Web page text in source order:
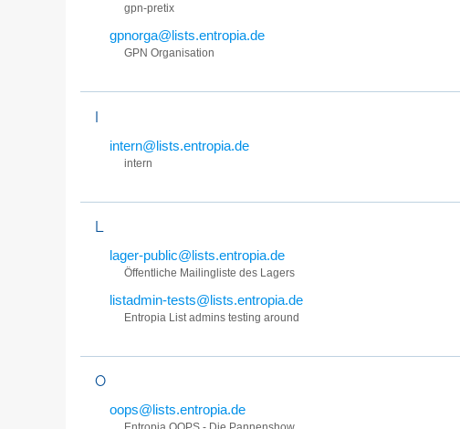
gpn-pretix
gpnorga@lists.entropia.de
GPN Organisation
I
intern@lists.entropia.de
intern
L
lager-public@lists.entropia.de
Öffentliche Mailingliste des Lagers
listadmin-tests@lists.entropia.de
Entropia List admins testing around
O
oops@lists.entropia.de